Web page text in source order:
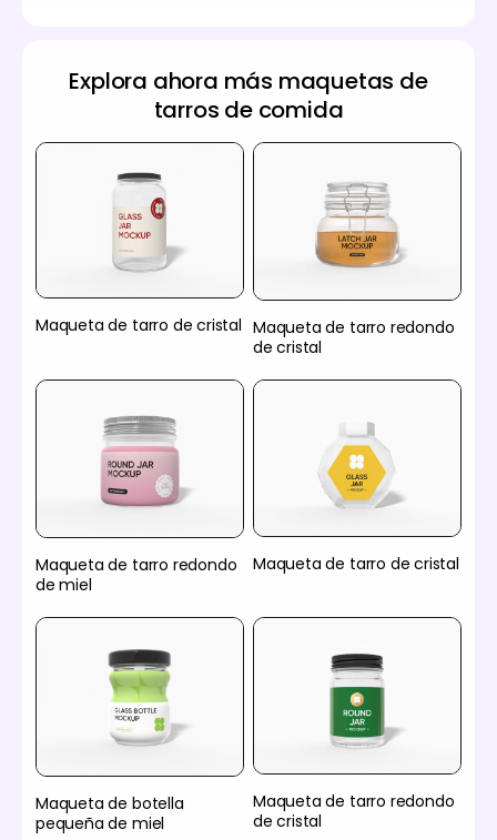
Explora ahora más maquetas de
tarros de comida
Maqueta de tarro de cristal Maqueta de tarro redondo
de cristal
Maqueta de tarro redondo
de miel
Maqueta de tarro de cristal
Maqueta de botella
pequeña de miel
Maqueta de tarro redondo
de cristal